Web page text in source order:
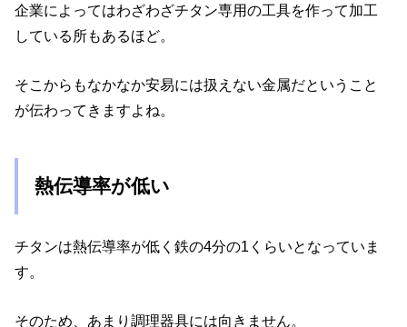
企業によってはわざわざチタン専用の工具を作って加工
している所もあるほど。
そこからもなかなか安易には扱えない金属だということ
が伝わってきますよね。
熱伝導率が低い
チタンは熱伝導率が低く鉄の4分の1くらいとなっていま
す。
そのため、あまり調理器具には向きません。